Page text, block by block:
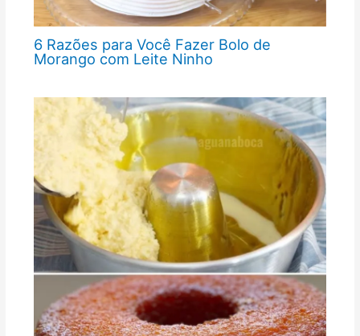
6 Razões para Você Fazer Bolo de
Morango com Leite Ninho